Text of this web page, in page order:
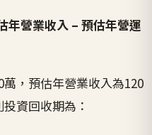
年營業收入 – 預估年營運
，預估年營業收入為120
資回收期為：